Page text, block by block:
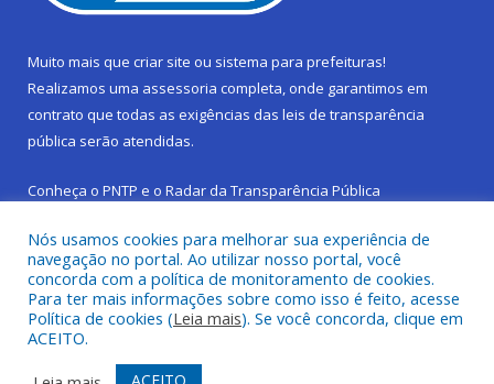
Muito mais que criar site ou sistema para prefeituras!
Realizamos uma assessoria completa, onde garantimos em
contrato que todas as exigências das leis de transparência
pública serão atendidas.
Conheça o PNTP e o Radar da Transparência Pública
Todos os direitos reservados a Prefeitura Municipal de São
Sebastião da Boa Vista.
Frequência Online Mapa do Site
Nós usamos cookies para melhorar sua experiência de
navegação no portal. Ao utilizar nosso portal, você
concorda com a política de monitoramento de cookies.
Para ter mais informações sobre como isso é feito, acesse
Política de cookies (Leia mais). Se você concorda, clique em
ACEITO.